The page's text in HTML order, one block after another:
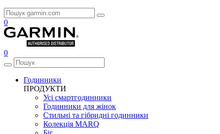
0
0
Годинники
ПРОДУКТИ
Усі смартгодинники
Годинники для жінок
Стильні та гібридні годинники
Колекція MARQ